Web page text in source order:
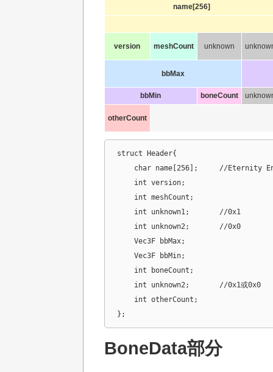
name[256]
version meshCount unknown
bbMax
bbMin boneCount
otherCount
struct Header{
    char name[256];	//Eternity Engine Mesh File 0.1
    int version;
    int meshCount;
    int unknown1;	//0x1
    int unknown2;	//0x0
    Vec3F bbMax;
    Vec3F bbMin;
    int boneCount;
    int unknown2;	//0x1或0x0
    int otherCount;
};
BoneData部分